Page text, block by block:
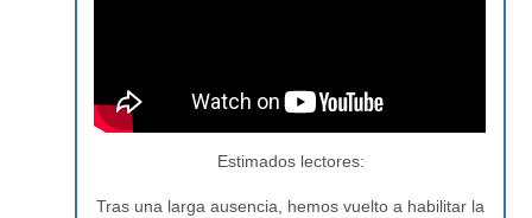
Estimados lectores:
Tras una larga ausencia, hemos vuelto a habilitar la